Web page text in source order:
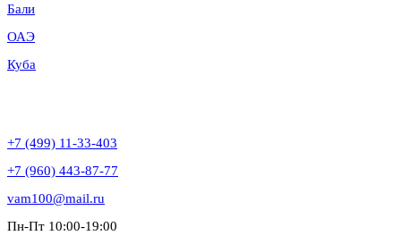
Бали
ОАЭ
Куба
+7 (499) 11-33-403
+7 (960) 443-87-77
vam100@mail.ru
Пн-Пт 10:00-19:00